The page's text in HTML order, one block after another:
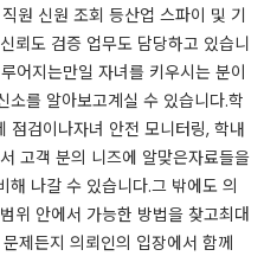
원 신원 조회 등산업 스파이 및 기
뢰도 검증 업무도 담당하고 있습니
어지는만일 자녀를 키우시는 분이
소를 알아보고계실 수 있습니다.​학
점검이나자녀 안전 모니터링, 학내
고객 분의 니즈에 알맞은자료들을
해 나갈 수 있습니다.​그 밖에도 의
위 안에서 가능한 방법을 찾고최대
제든지 의뢰인의 입장에서 함께